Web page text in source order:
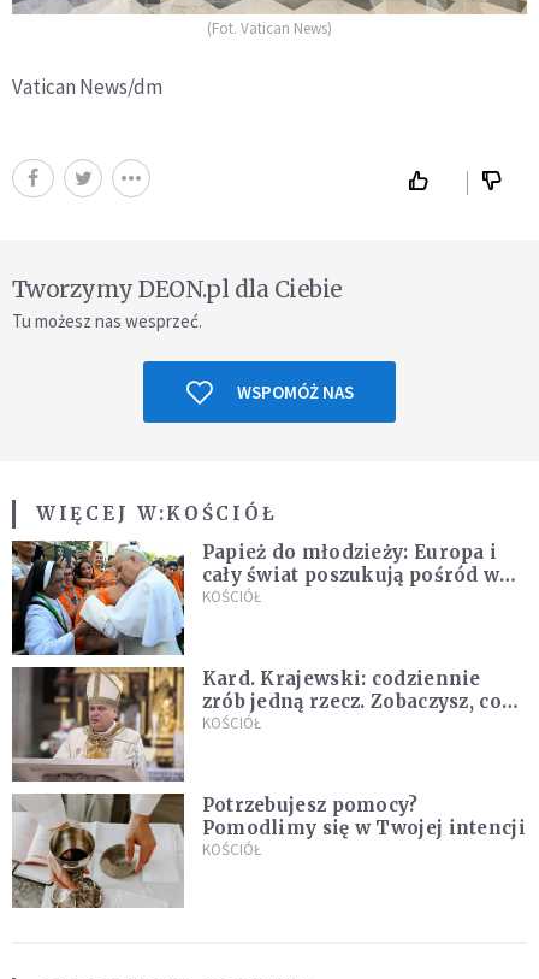
(Fot. Vatican News)
Vatican News/dm
Tworzymy DEON.pl dla Ciebie
Tu możesz nas wesprzeć.
WSPOMÓŻ NAS
WIĘCEJ W:KOŚCIÓŁ
Papież do młodzieży: Europa i
cały świat poszukują pośród was
nowych świętych
KOŚCIÓŁ
Kard. Krajewski: codziennie
zrób jedną rzecz. Zobaczysz, co
stanie się z twoim życiem
KOŚCIÓŁ
Potrzebujesz pomocy?
Pomodlimy się w Twojej intencji
KOŚCIÓŁ